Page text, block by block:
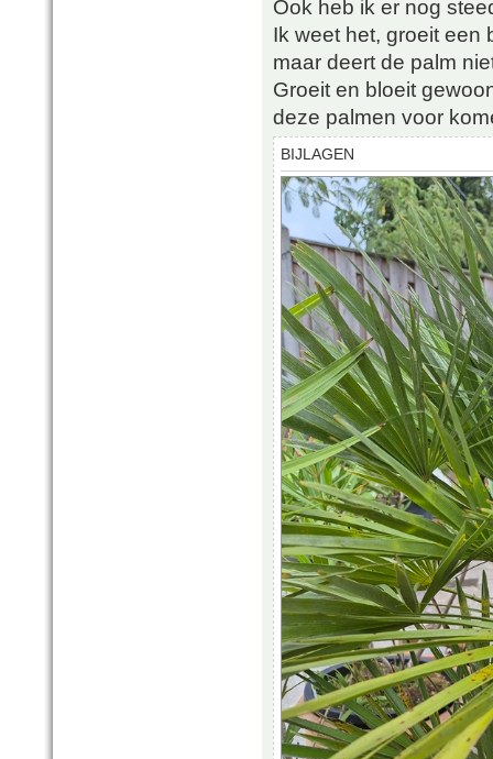
Ook heb ik er nog
Ik weet het, groeit een
maar deert de palm
Groeit en bloeit
deze palmen voor
BIJLAGEN